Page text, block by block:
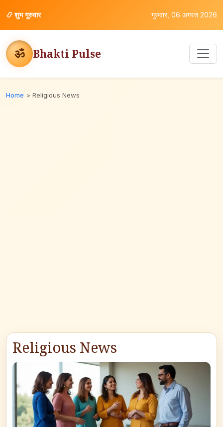
📿शुभ गुरुवार गुरुवार, 06 अगस्त 2026
ॐ Bhakti Pulse
Home > Religious News
Religious News